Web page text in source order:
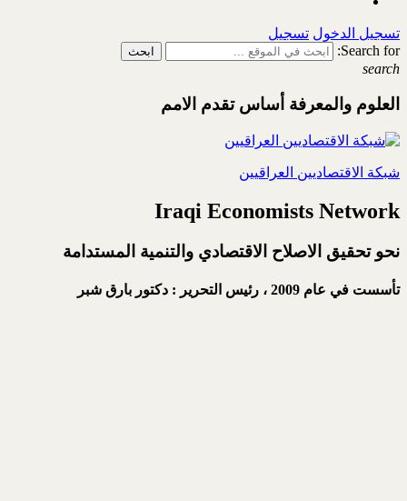
تسجيل الدخول تسجيل
Search for:
search
العلوم والمعرفة أساس تقدم الامم
شبكة الاقتصاديين العراقيين
Iraqi Economists Network
نحو تحقيق الاصلاح الاقتصادي والتنمية المستدامة
تأسست في عام 2009 ، رئيس التحرير : دكتور بارق شبر